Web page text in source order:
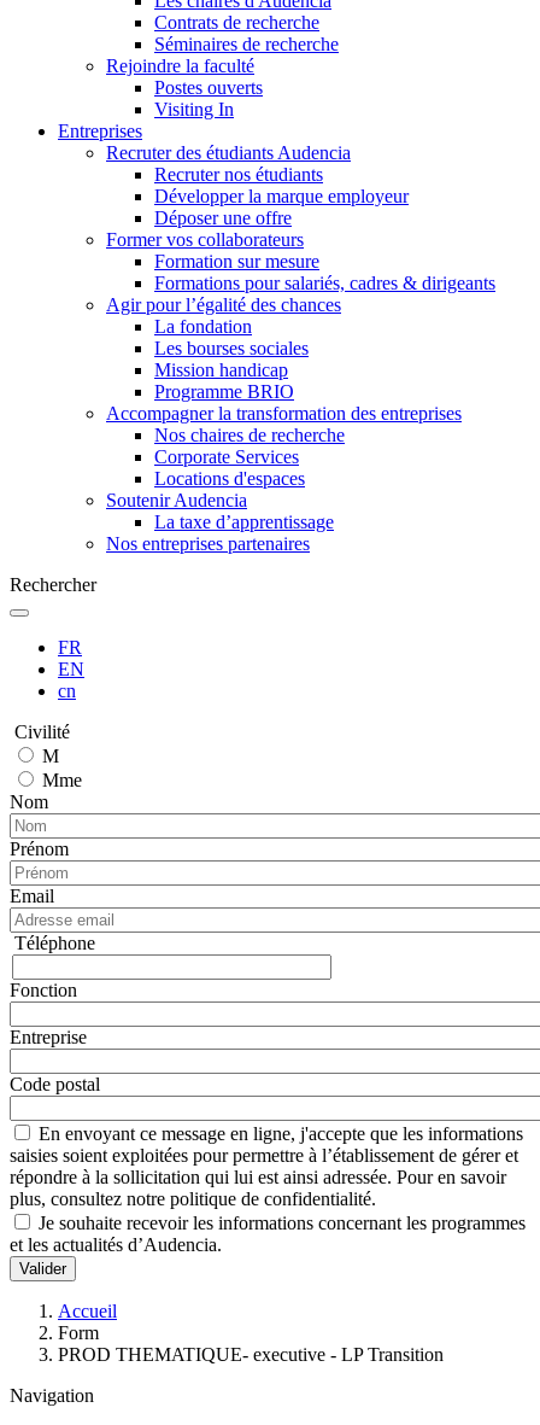
Contrats de recherche
Séminaires de recherche
Rejoindre la faculté
Postes ouverts
Visiting In
Entreprises
Recruter des étudiants Audencia
Recruter nos étudiants
Développer la marque employeur
Déposer une offre
Former vos collaborateurs
Formation sur mesure
Formations pour salariés, cadres & dirigeants
Agir pour l’égalité des chances
La fondation
Les bourses sociales
Mission handicap
Programme BRIO
Accompagner la transformation des entreprises
Nos chaires de recherche
Corporate Services
Locations d'espaces
Soutenir Audencia
La taxe d’apprentissage
Nos entreprises partenaires
Rechercher
FR
EN
cn
Civilité
M
Mme
Nom
Prénom
Email
Téléphone
Fonction
Entreprise
Code postal
En envoyant ce message en ligne, j'accepte que les informations
saisies soient exploitées pour permettre à l’établissement de gérer et
répondre à la sollicitation qui lui est ainsi adressée. Pour en savoir
plus, consultez notre politique de confidentialité.
Je souhaite recevoir les informations concernant les programmes
et les actualités d’Audencia.
Valider
d'Ariane
Accueil
Form
PROD THEMATIQUE- executive - LP Transition
Navigation